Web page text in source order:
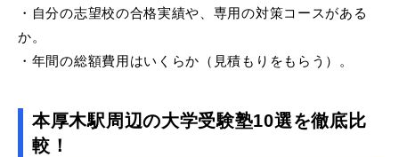
・自分の志望校の合格実績や、専用の対策コースがある
か。
・年間の総額費用はいくらか（見積もりをもらう）。
本厚木駅周辺の大学受験塾10選を徹底比
較！